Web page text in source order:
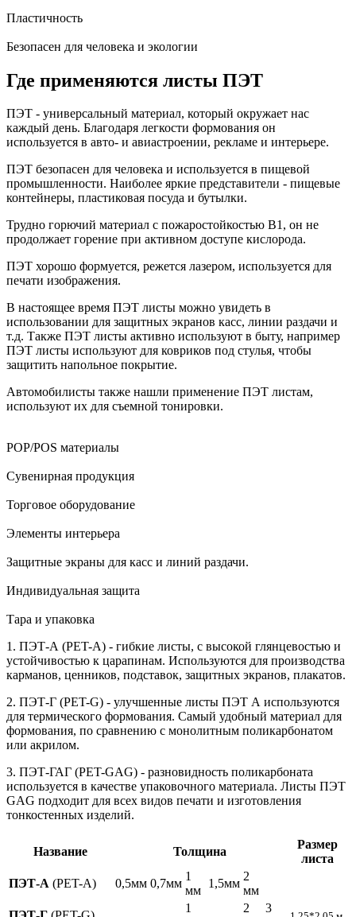
Пластичность
Безопасен для человека и экологии
Где применяются листы ПЭТ
ПЭТ - универсальный материал, который окружает нас
каждый день. Благодаря легкости формования он
используется в авто- и авиастроении, рекламе и интерьере.
ПЭТ безопасен для человека и используется в пищевой
промышленности. Наиболее яркие представители - пищевые
контейнеры, пластиковая посуда и бутылки.
Трудно горючий материал с пожаростойкостью B1, он не
продолжает горение при активном доступе кислорода.
ПЭТ хорошо формуется, режется лазером, используется для
печати изображения.
В настоящее время ПЭТ листы можно увидеть в
использовании для защитных экранов касс, линии раздачи и
т.д. Также ПЭТ листы активно используют в быту, например
ПЭТ листы используют для ковриков под стулья, чтобы
защитить напольное покрытие.
Автомобилисты также нашли применение ПЭТ листам,
используют их для съемной тонировки.
POP/POS материалы
Сувенирная продукция
Торговое оборудование
Элементы интерьера
Защитные экраны для касс и линий раздачи.
Индивидуальная защита
Тара и упаковка
1. ПЭТ-А (PET-A) - гибкие листы, с высокой глянцевостью и
устойчивостью к царапинам. Используются для производства
карманов, ценников, подставок, защитных экранов, плакатов.
2. ПЭТ-Г (PET-G) - улучшенные листы ПЭТ А используются
для термического формования. Самый удобный материал для
формования, по сравнению с монолитным поликарбонатом
или акрилом.
3. ПЭТ-ГАГ (PET-GAG) - разновидность поликарбоната
используется в качестве упаковочного материала. Листы ПЭТ
GAG подходит для всех видов печати и изготовления
тонкостенных изделий.
Название Толщина
Размер
листа
ПЭТ-А (PET-A) 0,5мм 0,7мм
1
мм
1,5мм
2
мм
1
2
3